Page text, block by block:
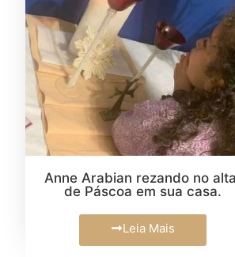
Anne Arabian rezando no
de Páscoa em sua casa.
Leia Mais